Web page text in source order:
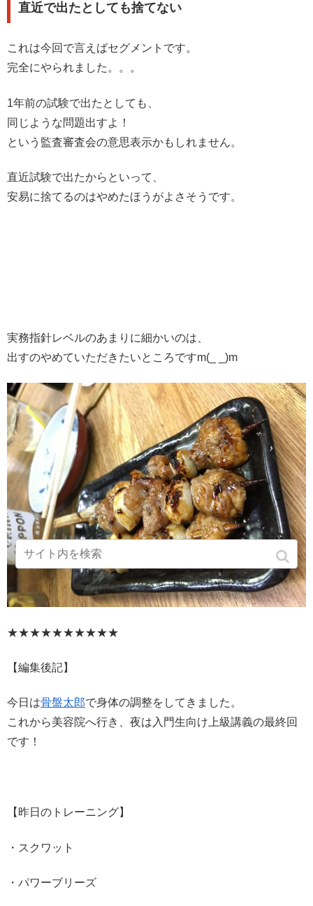
直近で出たとしても捨てない
これは今回で言えばセグメントです。
完全にやられました。。。
1年前の試験で出たとしても、
同じような問題出すよ！
という監査審査会の意思表示かもしれません。
直近試験で出たからといって、
安易に捨てるのはやめたほうがよさそうです。
実務指針レベルのあまりに細かいのは、
出すのやめていただきたいところですm(_ _)m
★★★★★★★★★★
【編集後記】
今日は骨盤太郎で身体の調整をしてきました。
これから美容院へ行き、夜は入門生向け上級講義の最終回
です！
【昨日のトレーニング】
・スクワット
・パワーブリーズ